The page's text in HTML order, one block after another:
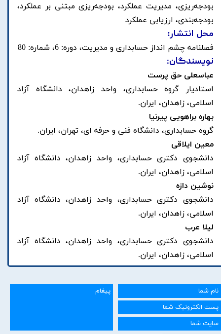
بودجه‌ریزی، مدیریت عملکرد، بودجه‌ریزی مبتنی بر عملکرد،
بودجه‌بندی، ارزیابی عملکرد
محل انتشار:
فصلنامه چشم انداز حسابداری و مدیریت، دوره: 6، شماره: 80
نویسندگان:
عباسعلی حق پرست
استادیار گروه حسابداری، واحد زاهدان، دانشگاه آزاد
اسلامی، زاهدان، ایران.
بهاره براهویی پیرنیا
گروه حسابداری، دانشگاه فنی و حرفه ای، تهران، ایران.
معین ایلاقی
دانشجوی دکتری حسابداری، واحد زاهدان، دانشگاه آزاد
اسلامی، زاهدان، ایران.
نوشین دازه
دانشجوی دکتری حسابداری، واحد زاهدان، دانشگاه آزاد
اسلامی، زاهدان، ایران.
لیلا عرب
دانشجوی دکتری حسابداری، واحد زاهدان، دانشگاه آزاد
اسلامی، زاهدان، ایران.